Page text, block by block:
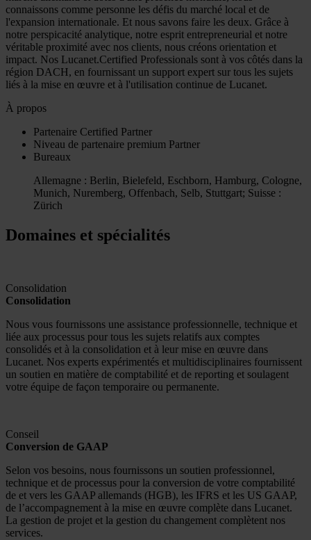
connaissons comme personne les défis du marché local et de
l'expansion internationale. Et nous savons faire les deux. Grâce à
notre perspicacité analytique, notre esprit entrepreneurial et notre
véritable proximité avec nos clients, nous créons orientation et
impact. Nos Lucanet.Certified Professionals sont à vos côtés dans la
région DACH, en fournissant un support expert sur tous les sujets
liés à la mise en œuvre et à l'utilisation continue de Lucanet.
À propos
Partenaire Certified Partner
Niveau de partenaire premium Partner
Bureaux
Allemagne : Berlin, Bielefeld, Eschborn, Hamburg, Cologne,
Munich, Nuremberg, Offenbach, Selb, Stuttgart; Suisse :
Zürich
Domaines et spécialités
Consolidation
Consolidation
Nous vous fournissons une assistance professionnelle, technique et
liée aux processus pour tous les sujets relatifs aux comptes
consolidés et à la consolidation et à leur mise en œuvre dans
Lucanet. Nos experts expérimentés et multidisciplinaires fournissent
un soutien en matière de comptabilité et de reporting et soulagent
votre équipe de façon temporaire ou permanente.
Conseil
Conversion de GAAP
Selon vos besoins, nous fournissons un soutien professionnel,
technique et de processus pour la conversion de votre comptabilité
de et vers les GAAP allemands (HGB), les IFRS et les US GAAP,
de l’accompagnement à la mise en œuvre complète dans Lucanet.
La gestion de projet et la gestion du changement complètent nos
services.